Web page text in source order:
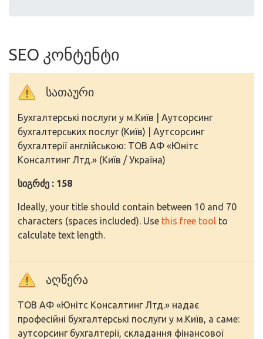
SEO კონტენტი
სათაური
Бухгалтерські послуги у м.Київ | Аутсорсинг
бухгалтерських послуг (Київ) | Аутсорсинг
бухгалтерії англійською: ТОВ АФ «Юнітс
Консалтинг Лтд.» (Київ / Україна)
სიგრძე : 158
Ideally, your title should contain between 10 and 70
characters (spaces included). Use this free tool to
calculate text length.
აღწერა
ТОВ АФ «Юнітс Консалтинг Лтд.» надає
професійні бухгалтерські послуги у м.Київ, а саме:
аутсорсинг бухгалтерії, складання фінансової